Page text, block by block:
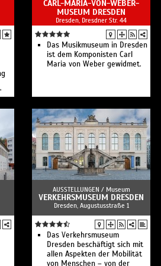
sowie
CARL-MARIA-VON-WEBER-
MUSEUM DRESDEN
Dresden, Dresdner Str. 44
Das Musikmuseum in Dresden
ist dem Komponisten Carl
Maria von Weber gewidmet.
AUSSTELLUNGEN / Museum
VERKEHRSMUSEUM DRESDEN
Dresden, Augustusstraße 1
Das Verkehrs­museum
Dresden beschäftigt sich mit
allen Aspekten der Mobilität
von Menschen – von der